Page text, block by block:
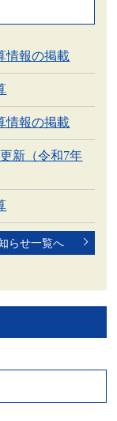
情報の掲載
情報の掲載
新（令和7年
らせ一覧へ